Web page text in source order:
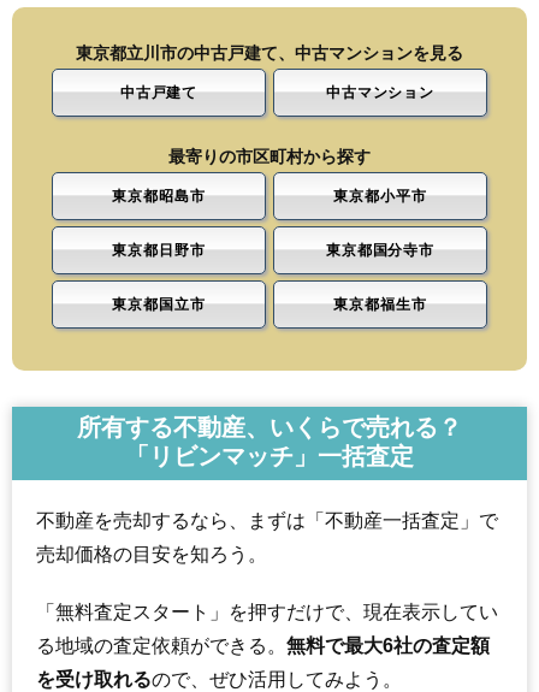
東京都立川市の中古戸建て、中古マンションを見る
中古戸建て 中古マンション
最寄りの市区町村から探す
東京都昭島市 東京都小平市
東京都日野市 東京都国分寺市
東京都国立市 東京都福生市
所有する不動産、いくらで売れる？
「リビンマッチ」一括査定
不動産を売却するなら、まずは「不動産一括査定」で
売却価格の目安を知ろう。
「無料査定スタート」を押すだけで、現在表示してい
る地域の査定依頼ができる。 無料で最大6社の査定額
を受け取れるので、ぜひ活用してみよう。